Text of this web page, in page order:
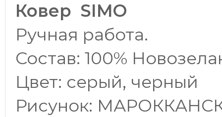
Ковер SIMO
Ручная работа.
Состав: 100%
Цвет: серый, черный
Рисунок: